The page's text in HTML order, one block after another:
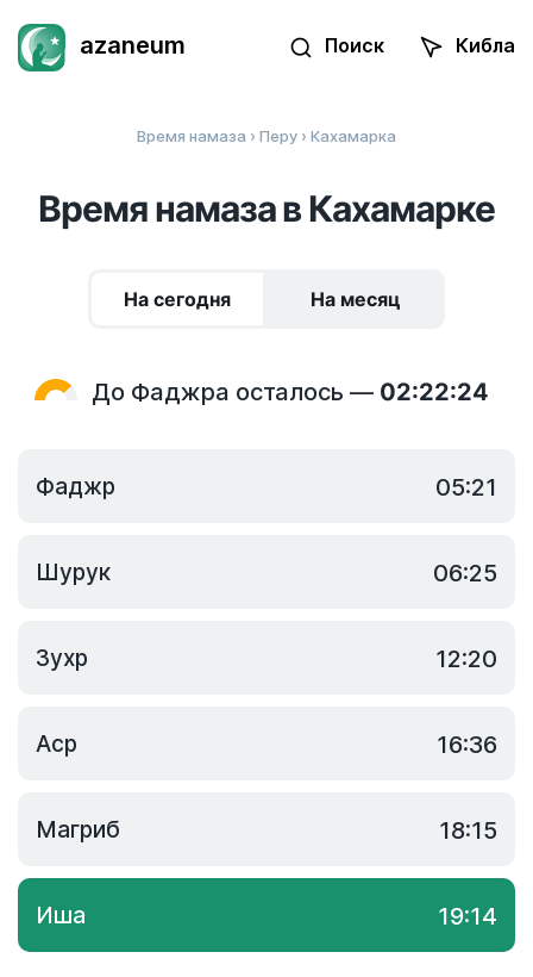
azaneum Поиск Кибла
Время намаза › Перу › Кахамарка
Время намаза в Кахамарке
На сегодня На месяц
До Фаджра осталось — 02:22:24
Фаджр 05:21
Шурук 06:25
Зухр 12:20
Аср 16:36
Магриб 18:15
Иша 19:14